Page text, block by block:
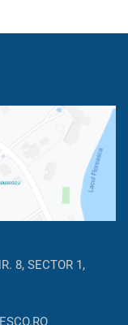
8, SECTOR 1,